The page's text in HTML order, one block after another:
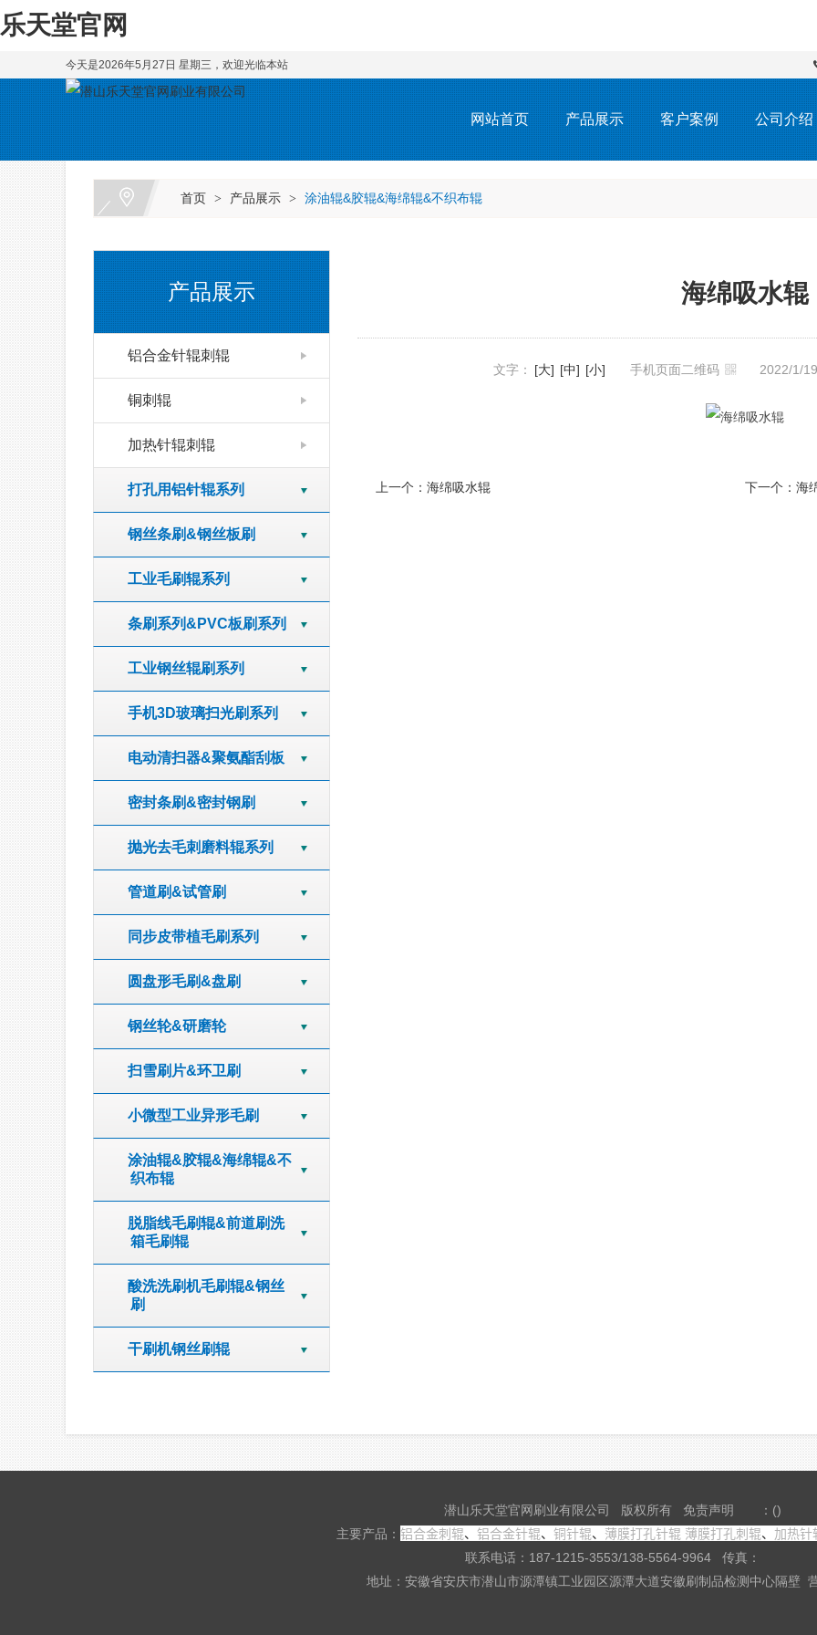
乐天堂官网
今天是2026年5月27日 星期三，欢迎光临本站
网站首页 产品展示 客户案例 公司介绍
首页 > 产品展示 > 涂油辊&胶辊&海绵辊&不织布辊
产品展示
铝合金针辊刺辊
铜刺辊
加热针辊刺辊
打孔用铝针辊系列
钢丝条刷&钢丝板刷
工业毛刷辊系列
条刷系列&PVC板刷系列
工业钢丝辊刷系列
手机3D玻璃扫光刷系列
电动清扫器&聚氨酯刮板
密封条刷&密封钢刷
抛光去毛刺磨料辊系列
管道刷&试管刷
同步皮带植毛刷系列
圆盘形毛刷&盘刷
钢丝轮&研磨轮
扫雪刷片&环卫刷
小微型工业异形毛刷
涂油辊&胶辊&海绵辊&不
织布辊
脱脂线毛刷辊&前道刷洗
箱毛刷辊
酸洗洗刷机毛刷辊&钢丝
刷
干刷机钢丝刷辊
海绵吸水辊
文字： [大] [中] [小] 手机页面二维码 2022/1/
上一个： 海绵吸水辊 下一个： 海
潜山乐天堂官网刷业有限公司 版权所有 免责声明
：()
主要产品： 铝合金刺辊、 铝合金针辊、 铜针辊、 薄膜打孔针辊 薄膜打孔刺辊、 加热针
联系电话：187-1215-3553/138-5564-9964 传真：
地址：安徽省安庆市潜山市源潭镇工业园区源潭大道安徽刷制品检测中心隔壁